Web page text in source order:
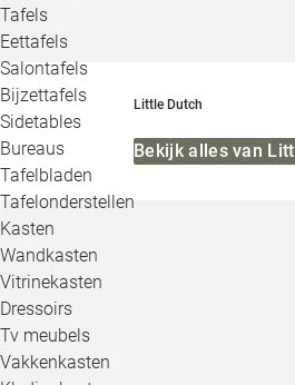
Tafels
Eettafels
Salontafels
Bijzettafels
Sidetables
Bureaus
Tafelbladen
Tafelonderstellen
Kasten
Wandkasten
Vitrinekasten
Dressoirs
Tv meubels
Vakkenkasten
Little Dutch
Bekijk alles van